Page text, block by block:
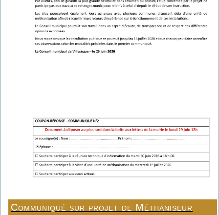
Communiqué sur projet de Méthaniseur